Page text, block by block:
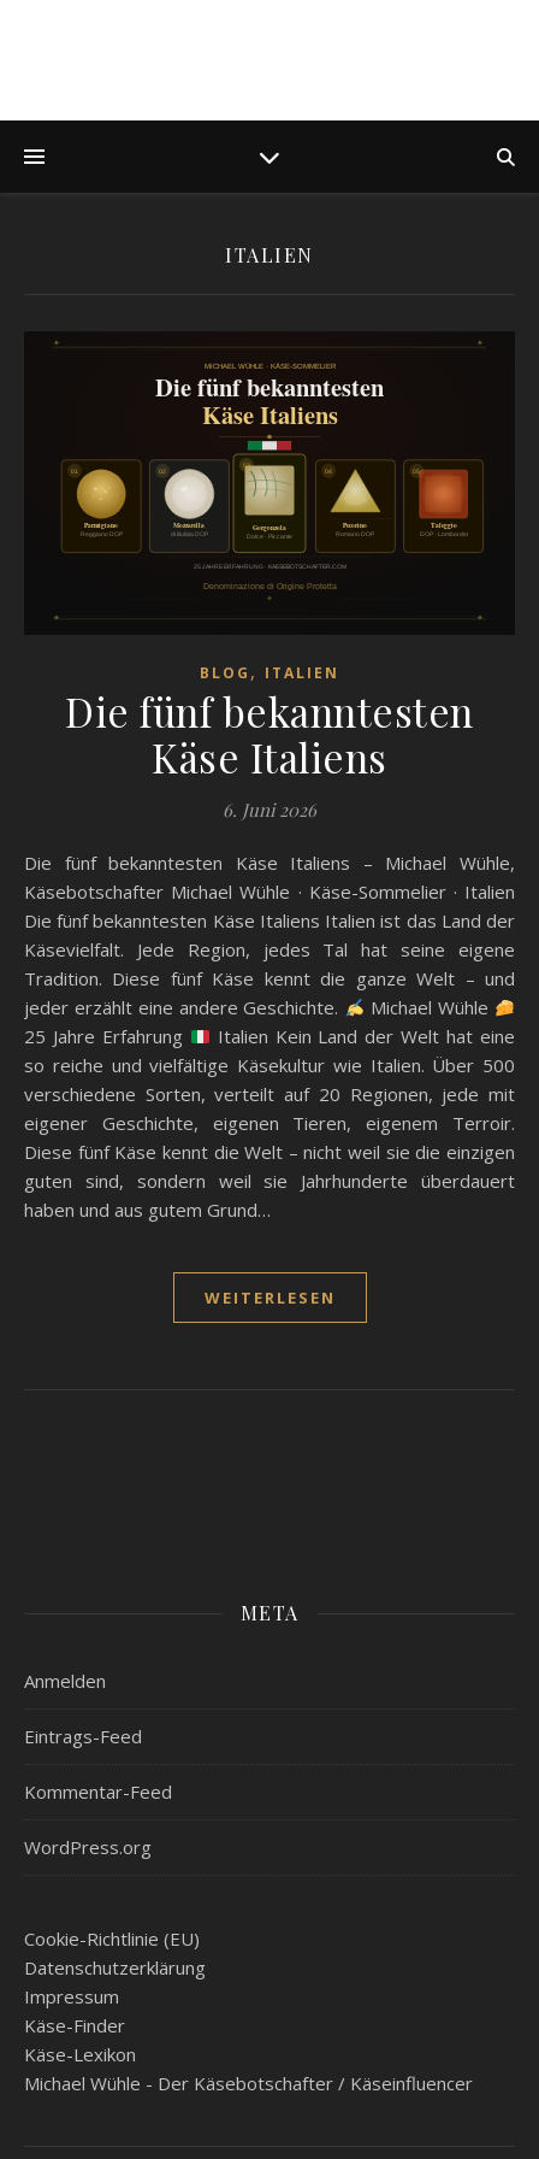
ITALIEN
BLOG , ITALIEN
Die fünf bekanntesten
Käse Italiens
6. Juni 2026
Die fünf bekanntesten Käse Italiens – Michael Wühle,
Käsebotschafter Michael Wühle · Käse-Sommelier · Italien
Die fünf bekanntesten Käse Italiens Italien ist das Land der
Käsevielfalt. Jede Region, jedes Tal hat seine eigene
Tradition. Diese fünf Käse kennt die ganze Welt – und
jeder erzählt eine andere Geschichte.
Michael Wühle
25 Jahre Erfahrung
Italien Kein Land der Welt hat eine
so reiche und vielfältige Käsekultur wie Italien. Über 500
verschiedene Sorten, verteilt auf 20 Regionen, jede mit
eigener Geschichte, eigenen Tieren, eigenem Terroir.
Diese fünf Käse kennt die Welt – nicht weil sie die einzigen
guten sind, sondern weil sie Jahrhunderte überdauert
haben und aus gutem Grund…
WEITERLESEN
META
Anmelden
Eintrags-Feed
Kommentar-Feed
WordPress.org
Cookie-Richtlinie (EU)
Datenschutzerklärung
Impressum
Käse-Finder
Käse-Lexikon
Michael Wühle - Der Käsebotschafter / Käseinfluencer